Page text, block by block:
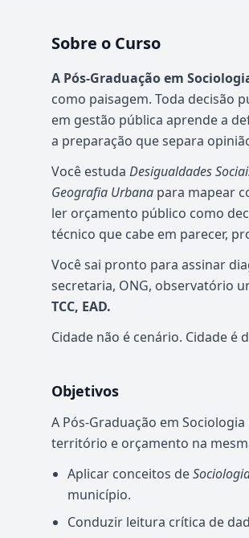
Sobre o Curso
Atualizado em abril de 2026
A Pós-Graduação em
como paisagem. Toda decisão
em gestão pública aprende a
a preparação que separa
Você estuda Desigualdades
Geografia Urbana para mapear
ler orçamento público como
técnico que cabe em parecer,
Você sai pronto para assinar
secretaria, ONG, observatório
TCC, EAD.
Cidade não é cenário. Cidade é
Objetivos
A Pós-Graduação em
território e orçamento na
Aplicar conceitos de
município.
Conduzir leitura crítica de